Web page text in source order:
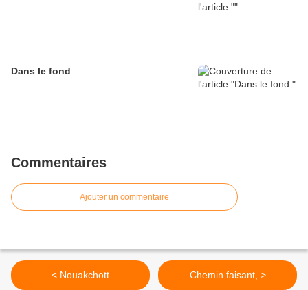
Dans le fond
Commentaires
Ajouter un commentaire
< Nouakchott Chemin faisant, >